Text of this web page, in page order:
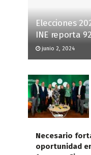
Elecciones
INE reporta
junio 2, 2024
Necesario
oportunidad